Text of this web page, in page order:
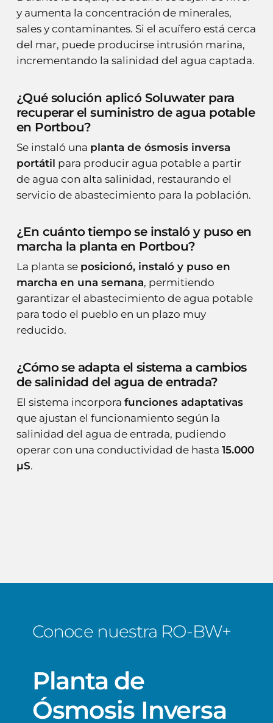
y aumenta la concentración de minerales,
sales y contaminantes. Si el acuífero está cerca
del mar, puede producirse intrusión marina,
incrementando la salinidad del agua captada.
¿Qué solución aplicó Soluwater para
recuperar el suministro de agua potable
en Portbou?
Se instaló una planta de ósmosis inversa
portátil para producir agua potable a partir
de agua con alta salinidad, restaurando el
servicio de abastecimiento para la población.
¿En cuánto tiempo se instaló y puso en
marcha la planta en Portbou?
La planta se posicionó, instaló y puso en
marcha en una semana, permitiendo
garantizar el abastecimiento de agua potable
para todo el pueblo en un plazo muy
reducido.
¿Cómo se adapta el sistema a cambios
de salinidad del agua de entrada?
El sistema incorpora funciones adaptativas
que ajustan el funcionamiento según la
salinidad del agua de entrada, pudiendo
operar con una conductividad de hasta 15.000
µS.
Conoce nuestra RO-BW+
Planta de
Ósmosis Inversa